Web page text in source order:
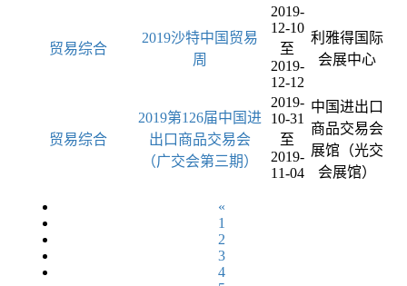
贸易综合
2019沙特中国贸易
周
2019-
12-10
至
2019-
12-12
利雅得国际
会展中心
贸易综合
2019第126届中国进
出口商品交易会
（广交会第三期）
2019-
10-31
至
2019-
11-04
中国进出口
商品交易会
展馆（光交
会展馆）
«
1
2
3
4